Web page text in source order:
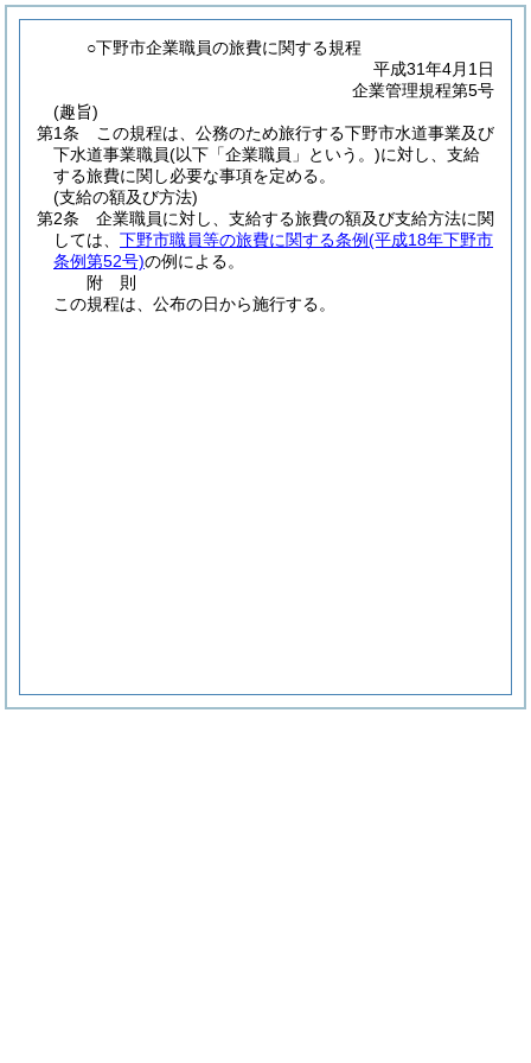
○下野市企業職員の旅費に関する規程
平成31年4月1日
企業管理規程第5号
(趣旨)
第1条
この規程は、公務のため旅行する下野市水道事業及び
下水道事業職員(以下「企業職員」という。)に対し、支給
する旅費に関し必要な事項を定める。
(支給の額及び方法)
第2条
企業職員に対し、支給する旅費の額及び支給方法に関
しては、 下野市職員等の旅費に関する条例(平成18年下野市
条例第52号)の例による。
附 則
この規程は、公布の日から施行する。